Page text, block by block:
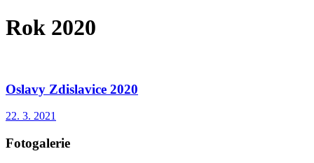
Rok 2020
Oslavy Zdislavice 2020
22. 3. 2021
Fotogalerie